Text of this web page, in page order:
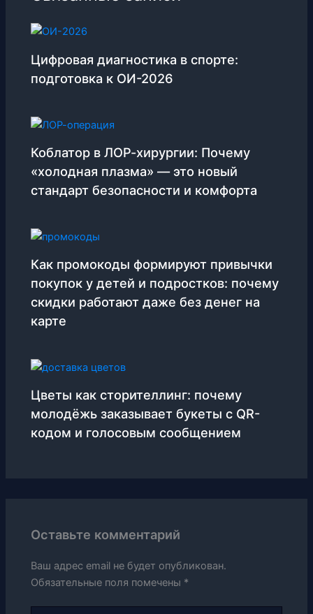
Цифровая диагностика в спорте:
подготовка к ОИ-2026
Коблатор в ЛОР-хирургии: Почему
«холодная плазма» — это новый
стандарт безопасности и комфорта
Как промокоды формируют привычки
покупок у детей и подростков: почему
скидки работают даже без денег на
карте
Цветы как сторителлинг: почему
молодёжь заказывает букеты с QR-
кодом и голосовым сообщением
Оставьте комментарий
Ваш адрес email не будет опубликован.
Обязательные поля помечены *